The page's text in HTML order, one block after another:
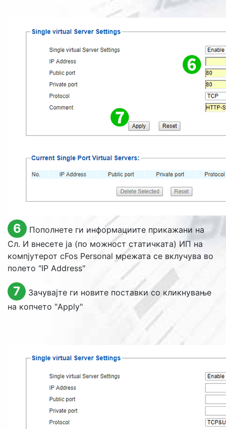
6
Пополнете ги информациите прикажани на
Сл. И внесете ја (по можност статичката) ИП на
компјутерот cFos Personal мрежата се вклучува во
полето "IP Address"
7
Зачувајте ги новите поставки со кликнување
на копчето "Apply"